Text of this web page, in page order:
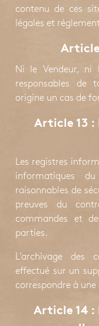
contenu de ces
légales et
Article
Ni le Vendeur, ni
responsables de
origine un cas de
Article 13 :
Les registres
informatiques
raisonnables de
preuves du
commandes et
parties.
L’archivage des
effectué sur un
correspondre à une
Article 14 :